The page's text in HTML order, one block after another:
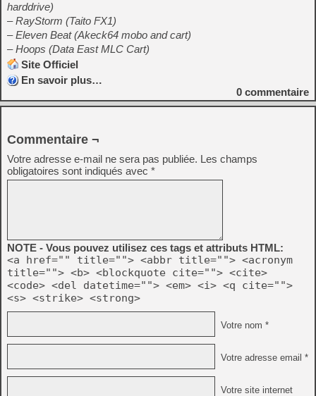
harddrive)
– RayStorm (Taito FX1)
– Eleven Beat (Akeck64 mobo and cart)
– Hoops (Data East MLC Cart)
Site Officiel
En savoir plus…
0 commentaire
Commentaire ¬
Votre adresse e-mail ne sera pas publiée. Les champs
obligatoires sont indiqués avec *
NOTE - Vous pouvez utilisez ces tags et attributs HTML:
<a href="" title=""> <abbr title=""> <acronym
title=""> <b> <blockquote cite=""> <cite>
<code> <del datetime=""> <em> <i> <q cite="">
<s> <strike> <strong>
Votre nom *
Votre adresse email *
Votre site internet